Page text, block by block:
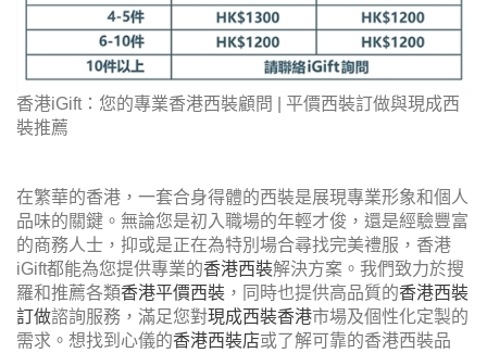
香港iGift：您的專業香港西裝顧問 | 平價西裝訂做與現成西
裝推薦
在繁華的香港，一套合身得體的西裝是展現專業形象和個人
品味的關鍵。無論您是初入職場的年輕才俊，還是經驗豐富
的商務人士，抑或是正在為特別場合尋找完美禮服，香港
iGift都能為您提供專業的香港西裝解決方案。我們致力於搜
羅和推薦各類香港平價西裝 ，同時也提供高品質的香港西裝
訂做諮詢服務，滿足您對現成西裝香港市場及個性化定製的
需求。想找到心儀的香港西裝店或了解可靠的香港西裝品